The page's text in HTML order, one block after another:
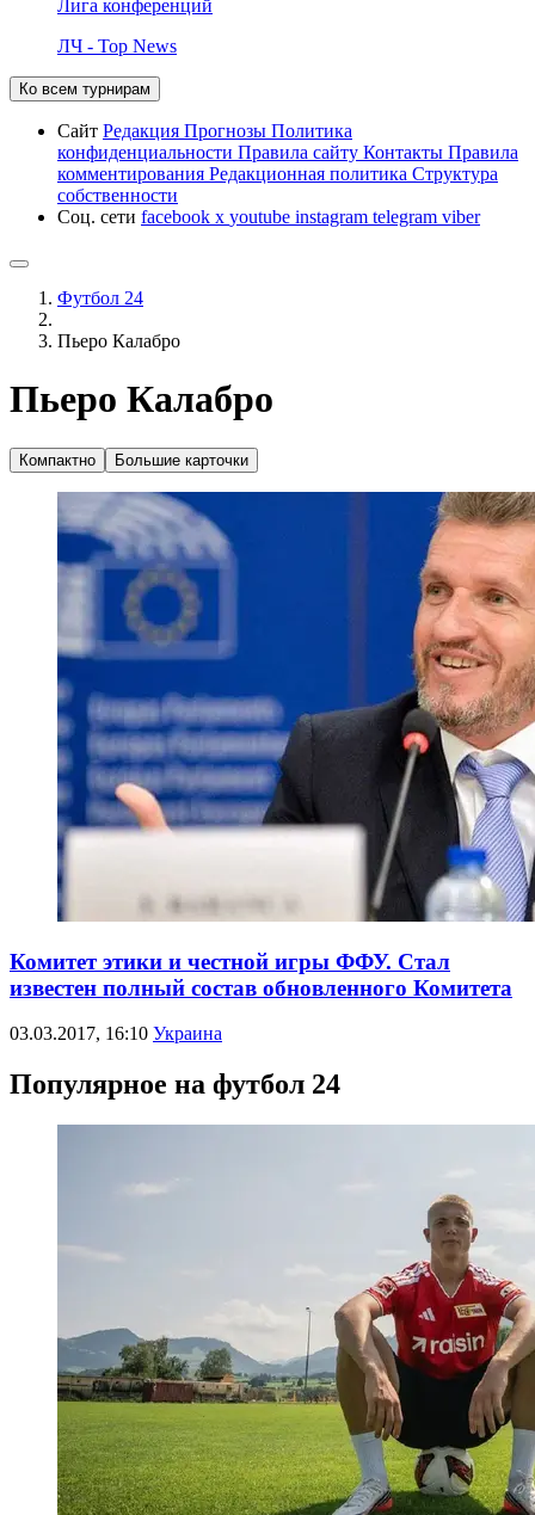
Лига конференций
ЛЧ - Top News
Ко всем турнирам
Сайт Редакция Прогнозы Политика
конфиденциальности Правила сайту Контакты Правила
комментирования Редакционная политика Структура
собственности
Соц. сети facebook x youtube instagram telegram viber
Футбол 24
Пьеро Калабро
Пьеро Калабро
Компактно Большие карточки
Комитет этики и честной игры ФФУ. Стал
известен полный состав обновленного Комитета
03.03.2017, 16:10 Украина
Популярное на футбол 24